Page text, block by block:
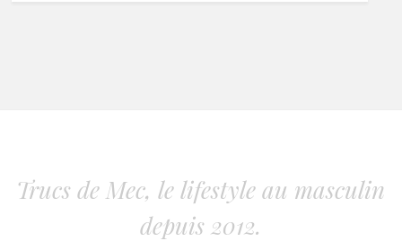
Trucs de Mec, le lifestyle au masculin
depuis 2012.